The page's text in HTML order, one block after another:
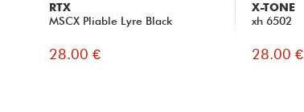
RTX
MSCX Pliable Lyre Black
28.00 €
X-TONE
xh 6502
28.00 €